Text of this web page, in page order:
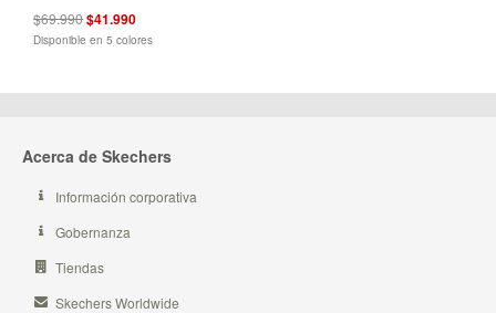
$69.990$41.990
Disponible en 5 colores
Acerca de Skechers
Información corporativa
Gobernanza
Tiendas
Skechers Worldwide